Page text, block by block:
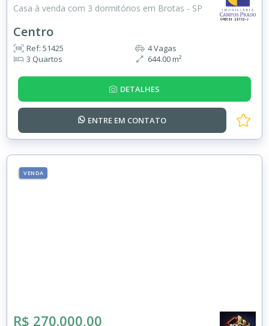
Casa à venda com 3 dormitórios em Brotas - SP
Centro
Ref: 51425
3 Quartos
4 Vagas
644.00 m²
DETALHES
ENTRE EM CONTATO
VENDA
R$ 270.000,00